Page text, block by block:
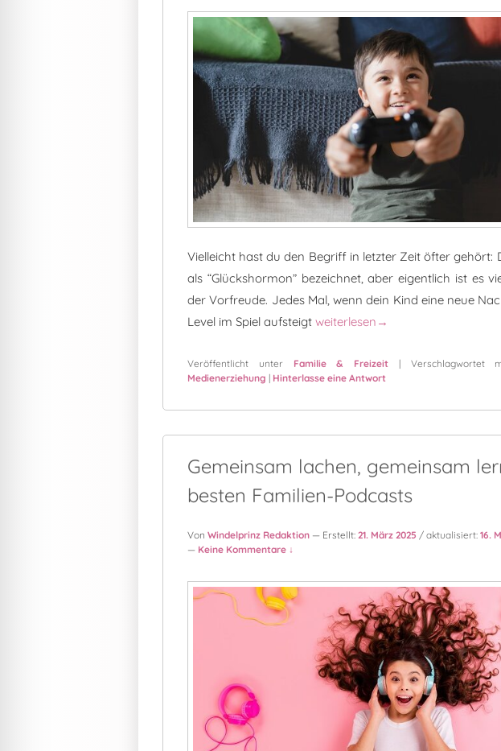
Vielleicht hast du den Begriff in letzter Zeit öfter gehört:
als “Glückshormon” bezeichnet, aber eigentlich ist es
der Vorfreude. Jedes Mal, wenn dein Kind eine neue
Level im Spiel aufsteigt Glück auf Knopfdruck? – Der
weiterlesen →
Veröffentlicht unter Familie & Freizeit | Verschlagwortet
Medienerziehung | Hinterlasse eine Antwort
Gemeinsam lachen, gemeinsam
besten Familien-Podcasts
Von Windelprinz Redaktion — Erstellt: 21. März 2025 / aktualisiert: 16.
— Keine Kommentare ↓